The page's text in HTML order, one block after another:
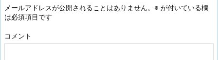
メールアドレスが公開されることはありません。 ※ が付いている欄
は必須項目です
コメント